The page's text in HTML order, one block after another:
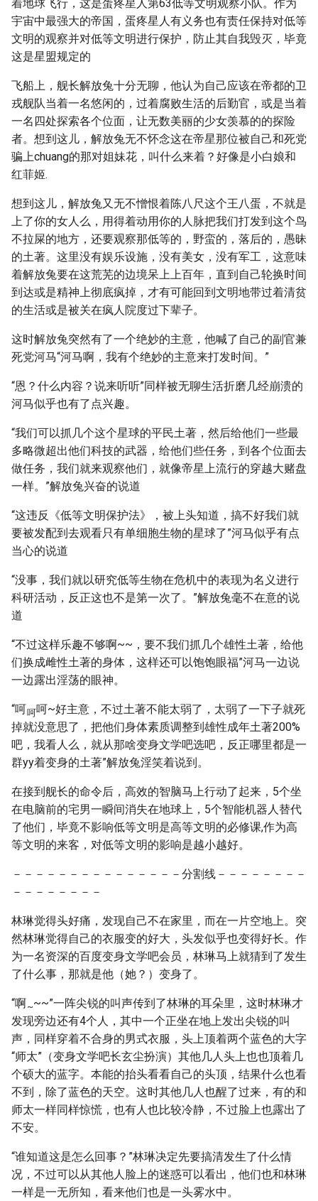
着地球飞行，这是蛋疼星人第63低等文明观察小队。作为
宇宙中最强大的帝国，蛋疼星人有义务也有责任保持对低等
文明的观察并对低等文明进行保护，防止其自我毁灭，毕竟
这是星盟规定的
飞船上，舰长解放兔十分无聊，他认为自己应该在帝都的卫
戎舰队当着一名悠闲的，过着腐败生活的后勤官，或是当着
一名四处探索各个位面，让无数美丽的少女羡慕的的探险
者。想到这儿，解放兔无不怀念这在帝星那位被自己和死党
骗上chuang的那对姐妹花，叫什么来着？好像是小白娘和
红菲姬.
想到这儿，解放兔又无不憎恨着陈八尺这个王八蛋，不就是
上了你的女人么，用得着动用你的人脉把我们打发到这个鸟
不拉屎的地方，还要观察那低等的，野蛮的，落后的，愚昧
的土著。这里没有娱乐设施，没有美女，没有军工，这意味
着解放兔要在这荒芜的边境呆上上百年，直到自己轮换时间
到达或是精神上彻底疯掉，才有可能回到文明地带过着清贫
的生活或是被关在疯人院度过下辈子。
这时解放兔突然有了一个绝妙的主意，他喊了自己的副官兼
死党河马“河马啊，我有个绝妙的主意来打发时间。”
“恩？什么内容？说来听听”同样被无聊生活折磨几经崩溃的
河马似乎也有了点兴趣。
“我们可以抓几个这个星球的平民土著，然后给他们一些最
多略微超出他们科技的武器，给他们些任务，到各个位面去
做任务，我们就来观察他们，就像帝星上流行的穿越大赌盘
一样。”解放兔兴奋的说道
“这违反《低等文明保护法》，被上头知道，搞不好我们就
要被发配到去观看只有单细胞生物的星球了”河马似乎有点
当心的说道
“没事，我们就以研究低等生物在危机中的表现为名义进行
科研活动，反正这也不是第一次了。”解放兔毫不在意的说
道
“不过这样乐趣不够啊~~，要不我们抓几个雄性土著，给他
们换成雌性土著的身体，这样还可以饱饱眼福”河马一边说
一边露出淫荡的眼神。
“呵呵呵~好主意，不过土著不能太弱了，太弱了一下子就死
掉就没意思了，把他们身体素质调整到雄性成年土著200%
吧，我看人么，就从那啥变身文学吧选吧，反正哪里都是一
群yy着变身的土著”解放兔淫笑着说到。
在接到舰长的命令后，高效的智脑马上行动了起来，5个坐
在电脑前的宅男一瞬间消失在地球上，5个智能机器人替代
了他们，毕竟不影响低等文明是高等文明的必修课,作为高
等文明的来客，对低等文明的影响是越小越好。
－－－－－－－－－－－－－－－分割线－－－－－－－－
－－－－－－－－
林琳觉得头好痛，发现自己不在家里，而在一片空地上。突
然林琳觉得自己的衣服变的好大，头发似乎也变得好长。作
为一名资深的百度变身文学吧会员，林琳马上就猜到了发生
了什么事，那就是他（她？）变身了。
“啊~~~”一阵尖锐的叫声传到了林琳的耳朵里，这时林琳才
发现旁边还有4个人，其中一个正坐在地上发出尖锐的叫
声，同样穿着不合身的男式衣服，头上顶着两个蓝色的大字
“师太”（变身文学吧长玄尘扮演）其他几人头上也也顶着几
个硕大的蓝字。本能的抬头看看自己的头顶，结果什么也看
不到，除了蓝色的天空。这时其他几人也醒了过来，有的和
师太一样同样惊慌，也有人也比较冷静，不过脸上也露出了
不安。
“谁知道这是怎么回事？”林琳决定先要搞清发生了什么情
况，不过可以从其他人脸上的迷惑可以看出，他们也和林琳
一样是一无所知，看来他们也是一头雾水中。